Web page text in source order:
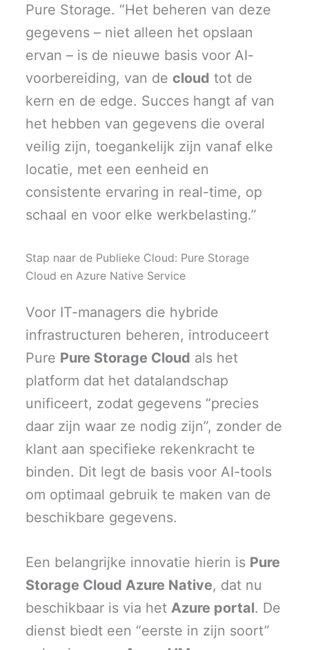
Pure Storage. “Het beheren van deze
gegevens – niet alleen het opslaan
ervan – is de nieuwe basis voor AI-
voorbereiding, van decloud tot de
kern en de edge. Succes hangt af van
het hebben van gegevens die overal
veilig zijn, toegankelijk zijn vanaf elke
locatie, met een eenheid en
consistente ervaring in real-time, op
schaal en voor elke werkbelasting.”
Stap naar de Publieke Cloud: Pure Storage
Cloud en Azure Native Service
Voor IT-managers die hybride
infrastructuren beheren, introduceert
Pure Pure Storage Cloud als het
platform dat het datalandschap
unificeert, zodat gegevens “precies
daar zijn waar ze nodig zijn”, zonder de
klant aan specifieke rekenkracht te
binden. Dit legt de basis voor AI-tools
om optimaal gebruik te maken van de
beschikbare gegevens.
Een belangrijke innovatie hierin is Pure
Storage Cloud Azure Native, dat nu
beschikbaar is via hetAzure portal. De
dienst biedt een “eerste in zijn soort”